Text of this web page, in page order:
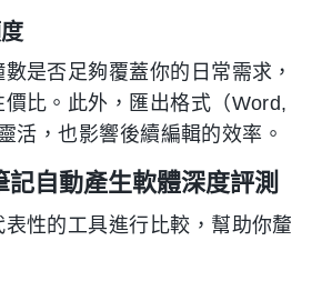
是否足夠覆蓋你的日常需求，
比。此外，匯出格式（Word,
活，也影響後續編輯的效率。
自動產生軟體深度評測
性的工具進行比較，幫助你釐